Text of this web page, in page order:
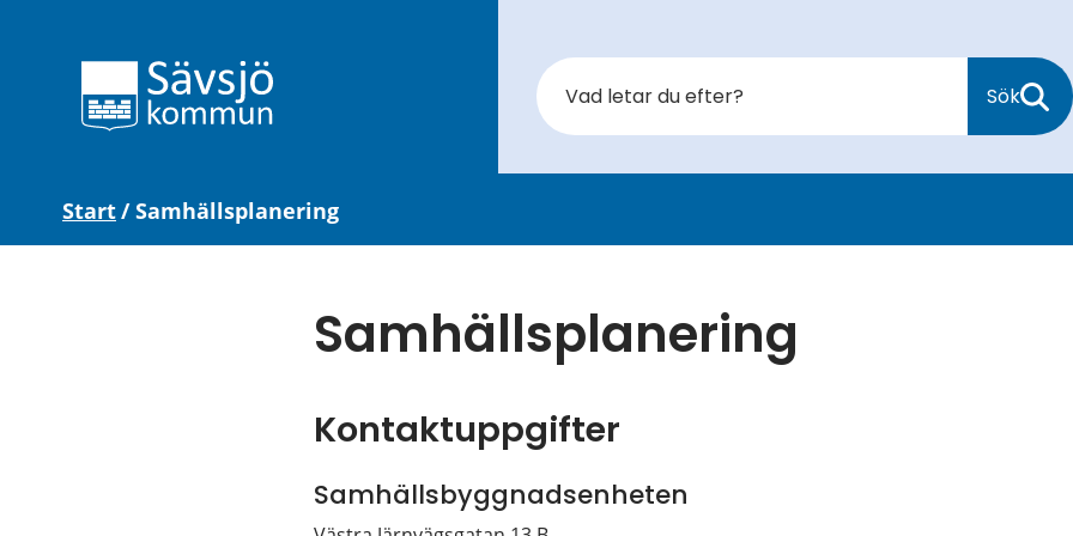
Sök
Start/Samhällsplanering
Samhällsplanering
Kontaktuppgifter
Samhällsbyggnadsenheten